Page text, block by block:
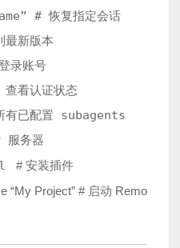
# 恢复指定会话
新版本
账号
看认证状态
已配置 subagents
务器
# 安装插件